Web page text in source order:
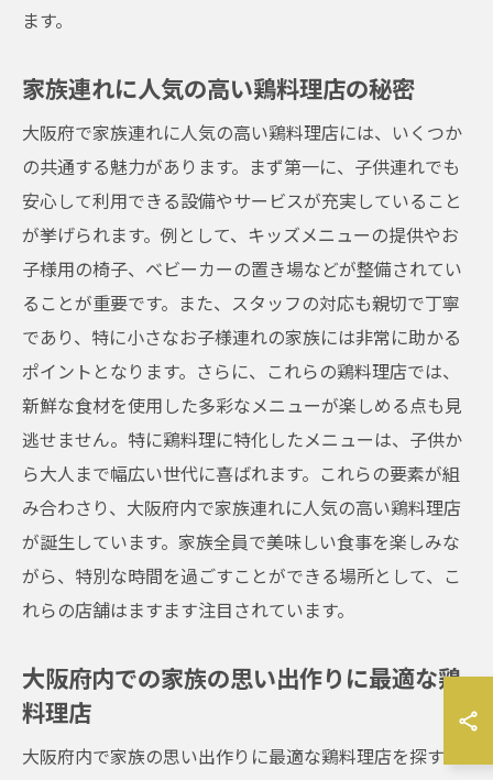
ます。
家族連れに人気の高い鶏料理店の秘密
大阪府で家族連れに人気の高い鶏料理店には、いくつか
の共通する魅力があります。まず第一に、子供連れでも
安心して利用できる設備やサービスが充実していること
が挙げられます。例として、キッズメニューの提供やお
子様用の椅子、ベビーカーの置き場などが整備されてい
ることが重要です。また、スタッフの対応も親切で丁寧
であり、特に小さなお子様連れの家族には非常に助かる
ポイントとなります。さらに、これらの鶏料理店では、
新鮮な食材を使用した多彩なメニューが楽しめる点も見
逃せません。特に鶏料理に特化したメニューは、子供か
ら大人まで幅広い世代に喜ばれます。これらの要素が組
み合わさり、大阪府内で家族連れに人気の高い鶏料理店
が誕生しています。家族全員で美味しい食事を楽しみな
がら、特別な時間を過ごすことができる場所として、こ
れらの店舗はますます注目されています。
大阪府内での家族の思い出作りに最適な鶏
料理店
大阪府内で家族の思い出作りに最適な鶏料理店を探す際